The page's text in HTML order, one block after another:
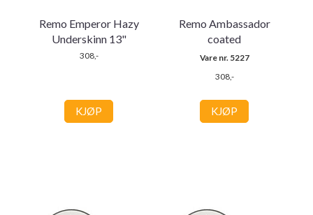
Remo Emperor Hazy
Underskinn 13"
308,-
KJØP
Remo Ambassador
coated
Vare nr. 5227
308,-
KJØP